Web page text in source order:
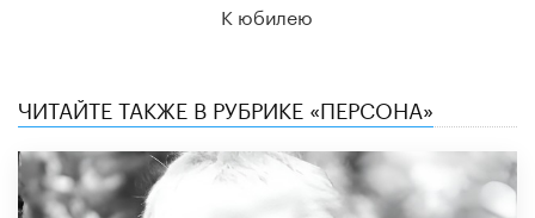
К юбилею
ЧИТАЙТЕ ТАКЖЕ В РУБРИКЕ «ПЕРСОНА»